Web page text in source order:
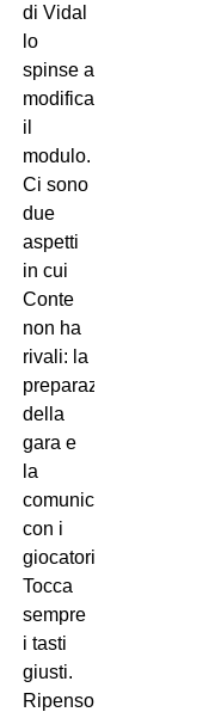
di Vidal
lo
spinse a
modificare
il
modulo.
Ci sono
due
aspetti
in cui
Conte
non ha
rivali: la
preparazione
della
gara e
la
comunicazione
con i
giocatori.
Tocca
sempre
i tasti
giusti.
Ripenso